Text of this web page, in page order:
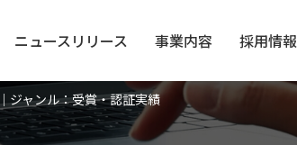
ニュースリリース 事業内容 採用情報
ジャンル：受賞・認証実績